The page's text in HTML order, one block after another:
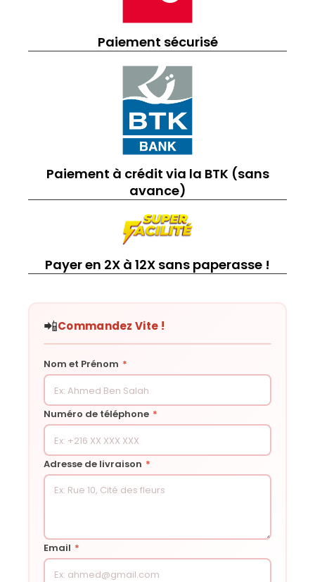
Paiement sécurisé
Paiement à crédit via la BTK (sans
avance)
Payer en 2X à 12X sans paperasse !
📲Commandez Vite !
Nom et Prénom *
Numéro de téléphone *
Adresse de livraison *
Email *